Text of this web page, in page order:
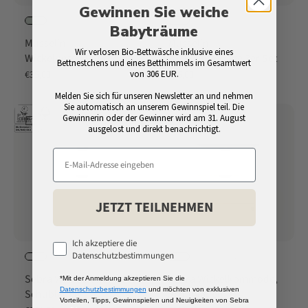
+3
Musselin
Wickelunterlage 2er Set
Angebot
€35,00
Wickelunterlage 2er Set
Angebot
€35,00
In den Warenkorb
+2
Sebra Wickelkommode,
Schubladen
In den Warenkorb
Sebra Wickelkommode,
Schubladen
Gewinnen Sie weiche
Babyträume
Wir verlosen Bio-Bettwäsche inklusive eines
Bettnestchens und eines Betthimmels im Gesamtwert
von 306 EUR.
Melden Sie sich für unseren Newsletter an und nehmen
Sie automatisch an unserem Gewinnspiel teil. Die
Gewinnerin oder der Gewinner wird am 31. August
ausgelost und direkt benachrichtigt.
JETZT TEILNEHMEN
Ich akzeptiere die
Datenschutzbestimmungen
*Mit der Anmeldung akzeptieren Sie die
Datenschutzbestimmungen und möchten von exklusiven
Vorteilen, Tipps, Gewinnspielen und Neuigkeiten von Sebra